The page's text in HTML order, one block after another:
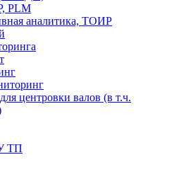
PLM
аналитика, ТОИР
центровки валов (в т.ч.
ТП